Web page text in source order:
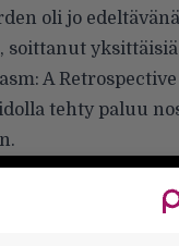
oli jo
yksittäisiä
A
tehty paluu